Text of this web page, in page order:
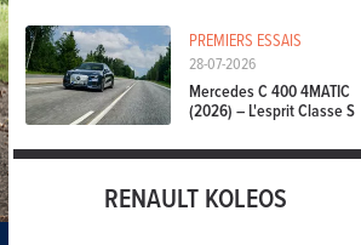
PREMIERS ESSAIS
28-07-2026
Mercedes C 400 4MATIC
(2026) – L'esprit Classe S
RENAULT KOLEOS